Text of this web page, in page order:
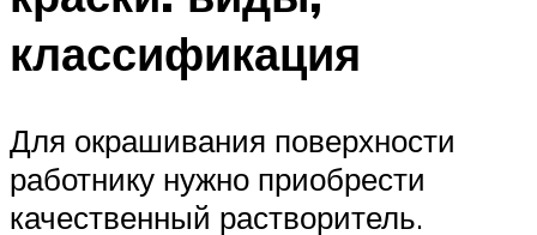
классификация
Для окрашивания поверхности
работнику нужно приобрести
качественный растворитель.